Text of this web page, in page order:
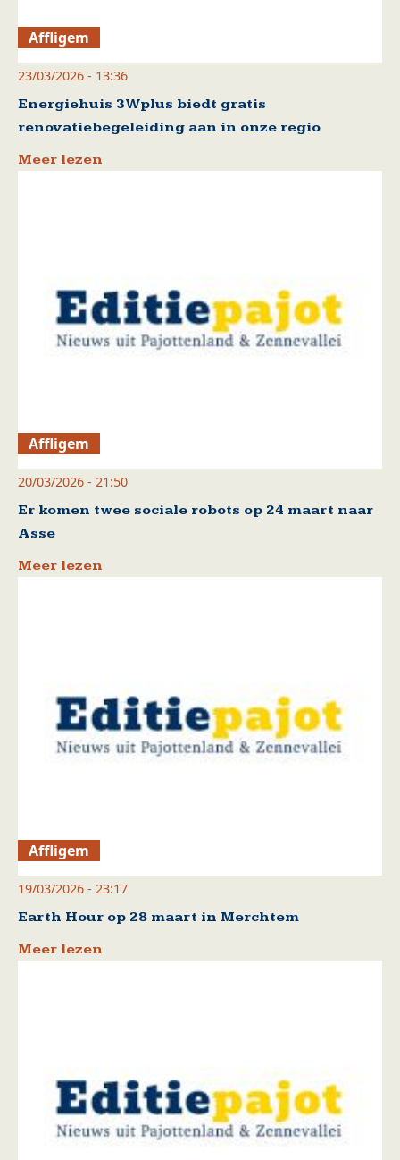
Affligem
23/03/2026 - 13:36
Energiehuis 3Wplus biedt gratis
renovatiebegeleiding aan in onze regio
Meer lezen
Affligem
20/03/2026 - 21:50
Er komen twee sociale robots op 24 maart naar
Asse
Meer lezen
Affligem
19/03/2026 - 23:17
Earth Hour op 28 maart in Merchtem
Meer lezen